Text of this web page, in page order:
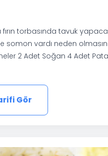
fırın torbasında tavuk
somon vardı neden
2 Adet Soğan 4 Adet
Gör